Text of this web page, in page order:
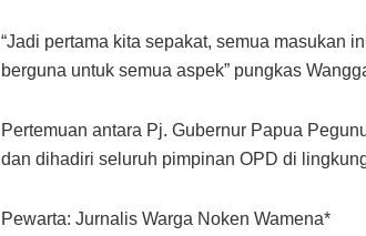
“Jadi pertama kita sepakat, semua masukan
berguna untuk semua aspek” pungkas
Pertemuan antara Pj. Gubernur Papua
dan dihadiri seluruh pimpinan OPD di
Pewarta: Jurnalis Warga Noken Wamena*